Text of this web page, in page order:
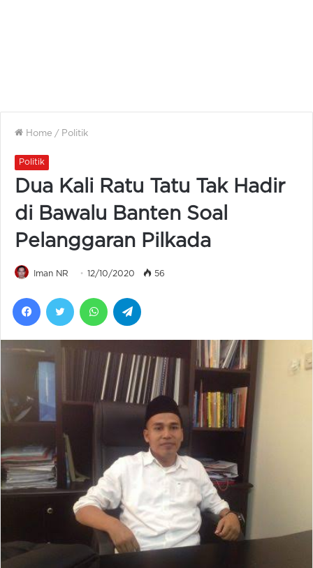
Home / Politik
Politik
Dua Kali Ratu Tatu Tak Hadir
di Bawalu Banten Soal
Pelanggaran Pilkada
Iman NR 12/10/2020 56
FacebookTwitter WhatsApp